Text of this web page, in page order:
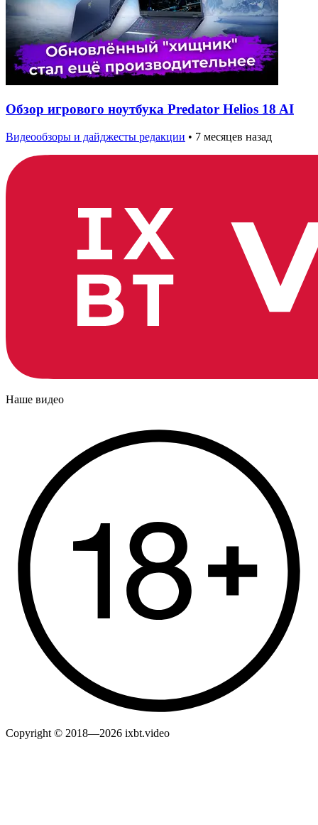
Обзор игрового ноутбука Predator Helios 18 AI
Видеообзоры и дайджесты редакции • 7 месяцев назад
Наше видео
Copyright © 2018—2026 ixbt.video